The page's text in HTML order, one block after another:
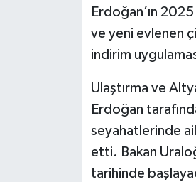
Erdoğan’ın
ve yeni evlenen
indirim
Ulaştırma ve
Erdoğan
seyahatlerinde
etti. Bakan
tarihinde